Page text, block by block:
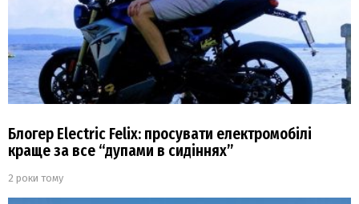
Блогер Electric Felix: просувати електромобілі
краще за все “дупами в сидіннях”
2 роки тому